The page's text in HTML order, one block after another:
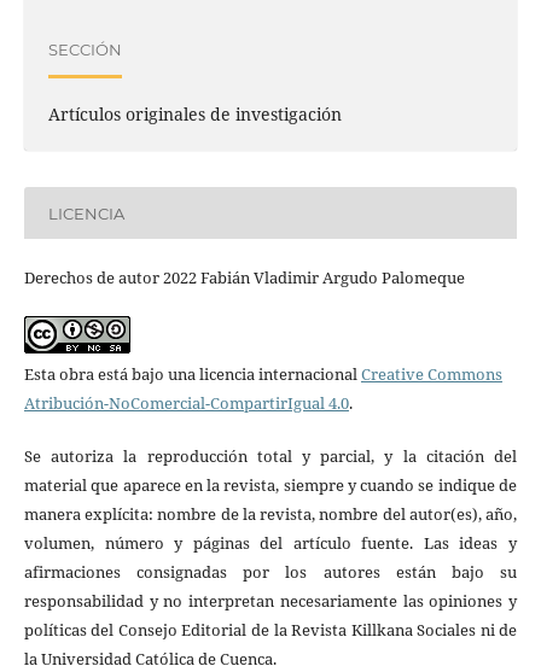
SECCIÓN
Artículos originales de investigación
LICENCIA
Derechos de autor 2022 Fabián Vladimir Argudo Palomeque
Esta obra está bajo una licencia internacionalCreative Commons
Atribución-NoComercial-CompartirIgual 4.0.
Se autoriza la reproducción total y parcial, y la citación del
material que aparece en la revista, siempre y cuando se indique de
manera explícita: nombre de la revista, nombre del autor(es), año,
volumen, número y páginas del artículo fuente. Las ideas y
afirmaciones consignadas por los autores están bajo su
responsabilidad y no interpretan necesariamente las opiniones y
políticas del Consejo Editorial de la Revista Killkana Sociales ni de
la Universidad Católica de Cuenca.